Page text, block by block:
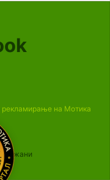
рекламирање на Мотика